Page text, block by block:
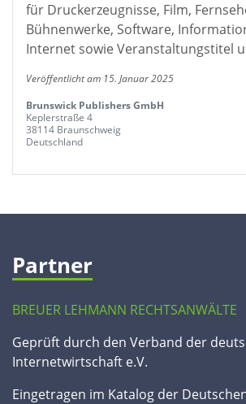
für Druckerzeugnisse, Film,
Bühnenwerke, Software,
Internet sowie Veranstaltungstitel
Veröffentlicht am 15. Januar 2025
Brunswick Publishers GmbH
Keplerstraße 4
38114 Braunschweig
Deutschland
Partner
BREUER LEHMANN RECHTSANWÄLTE
Geprüft durch den Verband der
Internetwirtschaft e.V.
Eingetragen im Katalog der